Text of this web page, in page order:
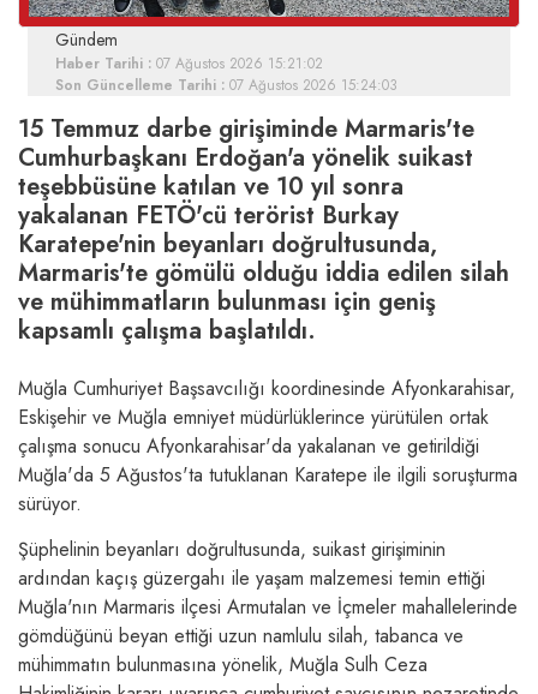
Gündem
Haber Tarihi : 07 Ağustos 2026 15:21:02
Son Güncelleme Tarihi : 07 Ağustos 2026 15:24:03
15 Temmuz darbe girişiminde Marmaris'te
Cumhurbaşkanı Erdoğan'a yönelik suikast
teşebbüsüne katılan ve 10 yıl sonra
yakalanan FETÖ'cü terörist Burkay
Karatepe'nin beyanları doğrultusunda,
Marmaris'te gömülü olduğu iddia edilen silah
ve mühimmatların bulunması için geniş
kapsamlı çalışma başlatıldı.
Muğla Cumhuriyet Başsavcılığı koordinesinde Afyonkarahisar,
Eskişehir ve Muğla emniyet müdürlüklerince yürütülen ortak
çalışma sonucu Afyonkarahisar'da yakalanan ve getirildiği
Muğla'da 5 Ağustos'ta tutuklanan Karatepe ile ilgili soruşturma
sürüyor.
Şüphelinin beyanları doğrultusunda, suikast girişiminin
ardından kaçış güzergahı ile yaşam malzemesi temin ettiği
Muğla'nın Marmaris ilçesi Armutalan ve İçmeler mahallelerinde
gömdüğünü beyan ettiği uzun namlulu silah, tabanca ve
mühimmatın bulunmasına yönelik, Muğla Sulh Ceza